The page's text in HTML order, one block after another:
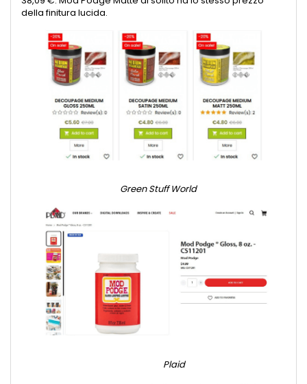
della finitura lucida.
Green Stuff World
Plaid